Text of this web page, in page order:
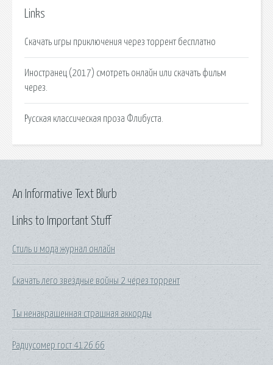
Links
Скачать игры приключения через торрент бесплатно
Иностранец (2017) смотреть онлайн или скачать фильм
через.
Русская классическая проза Флибуста.
Links to Important Stuff
Стиль и мода журнал онлайн
Скачать лего звездные войны 2 через торрент
Ты ненакрашенная страшная аккорды
Радиусомер гост 4126 66
An Informative Text Blurb